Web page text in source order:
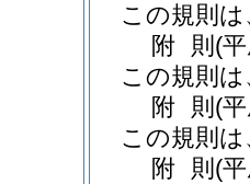
この規則
附 則 (
この規則
附 則 (
この規則
附 則 (